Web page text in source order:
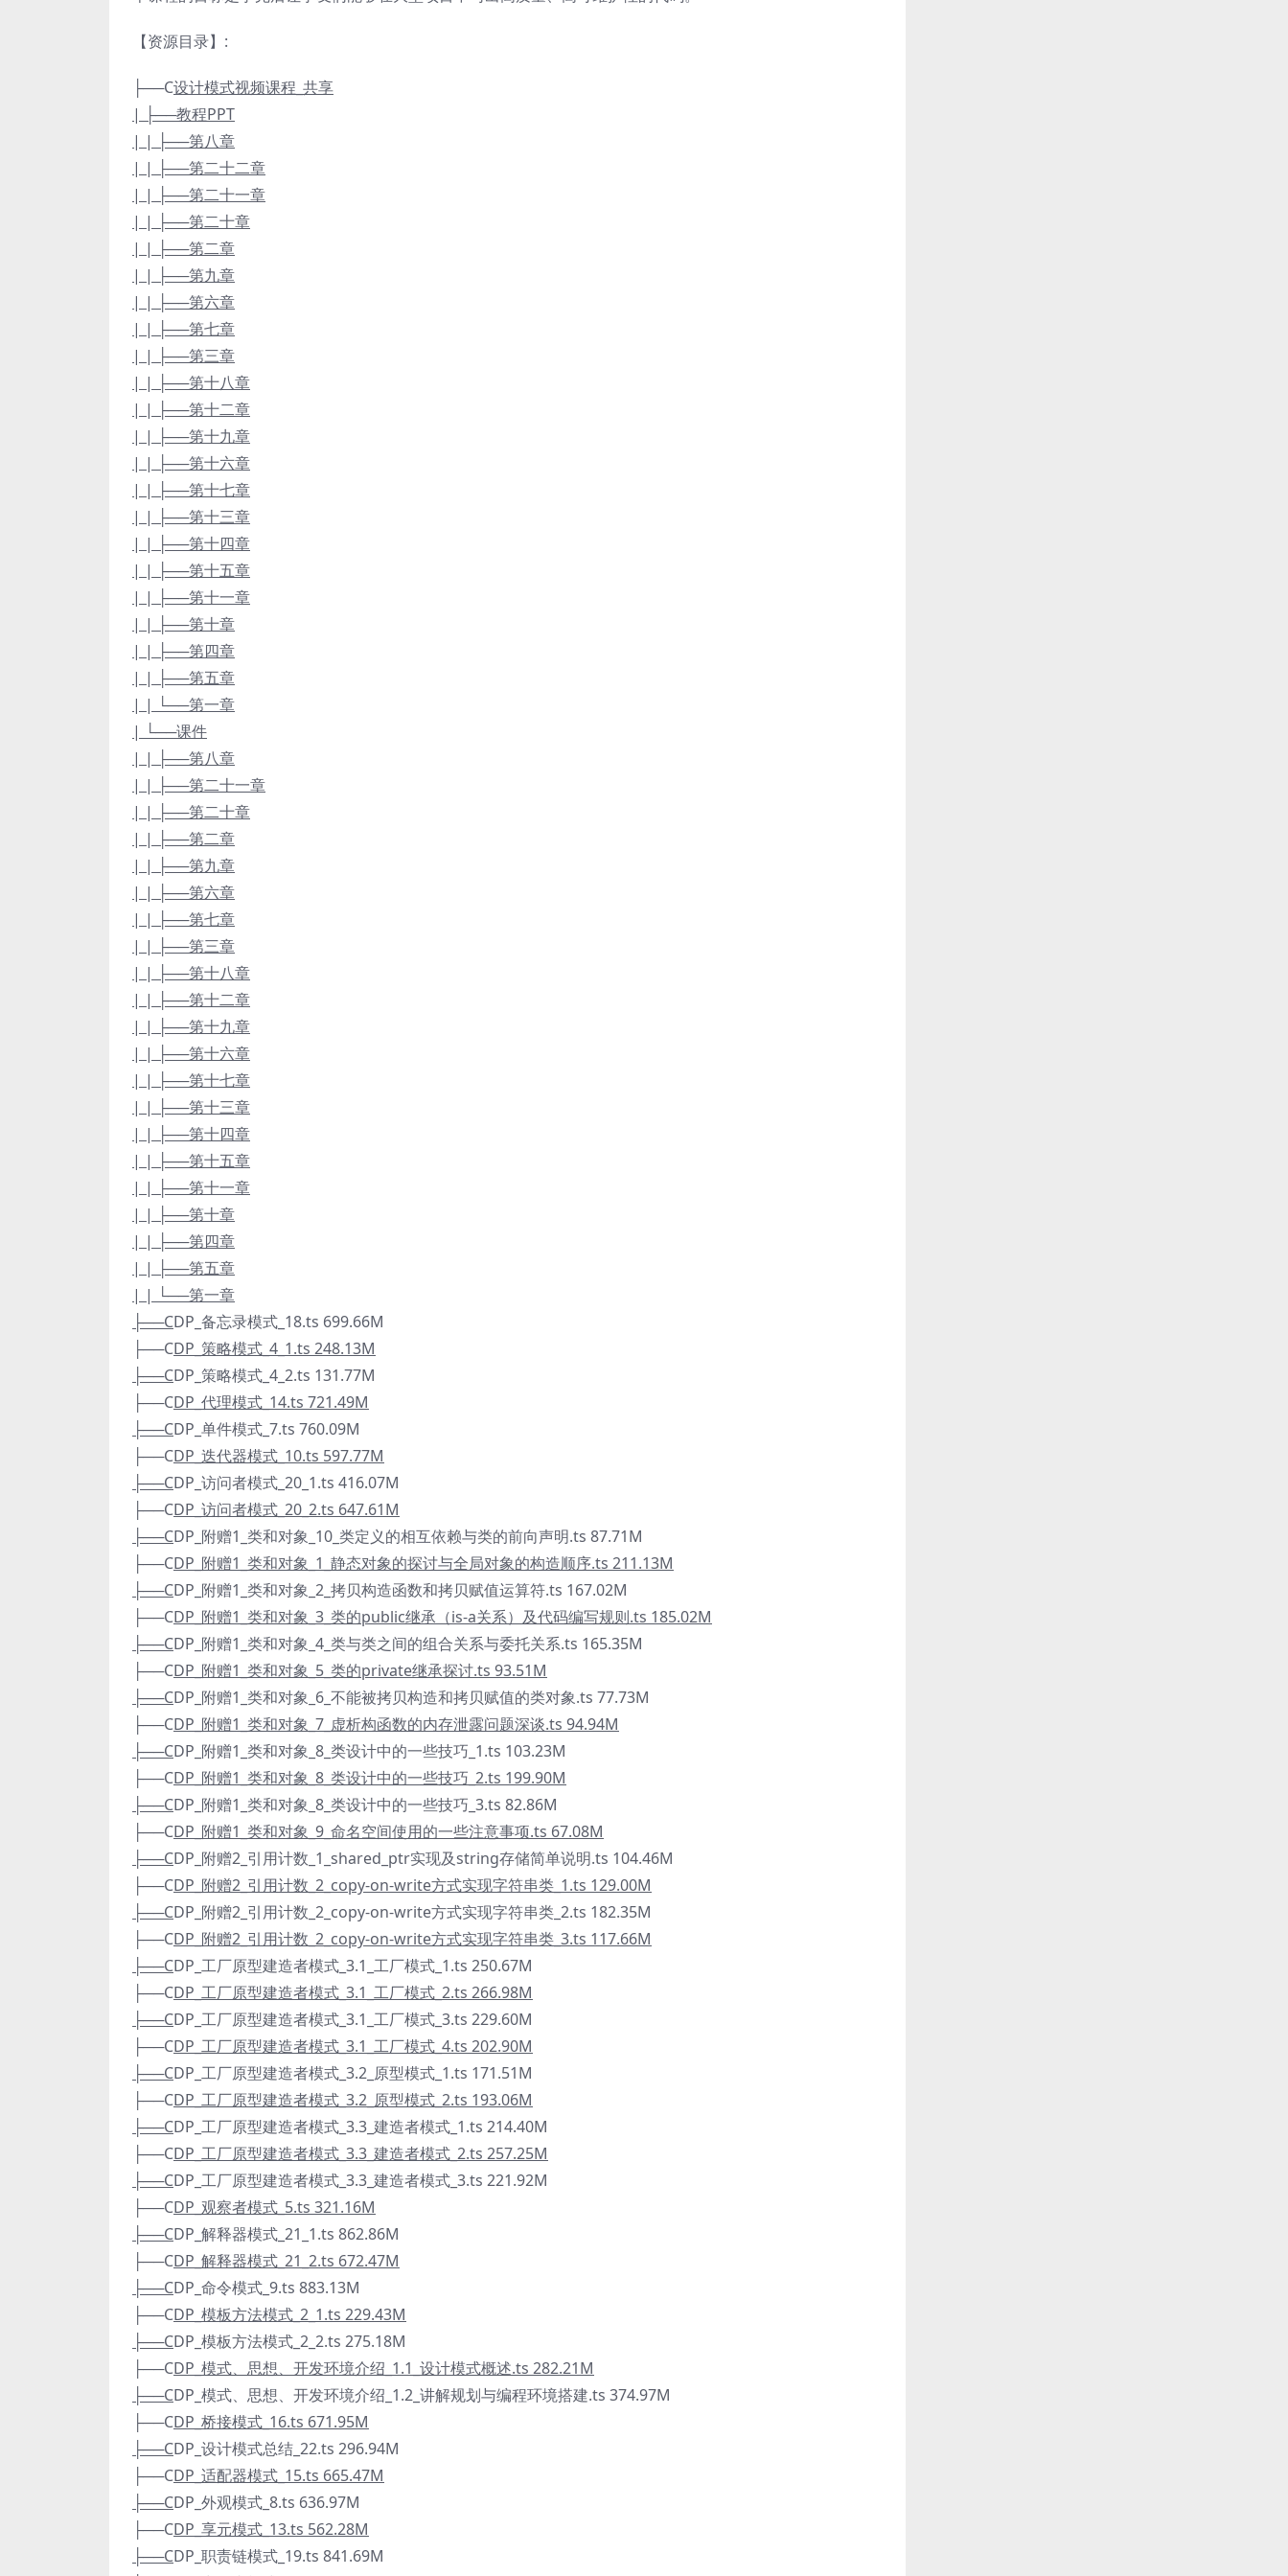
【资源目录】:
├──C设计模式视频课程_共享
| ├──教程PPT
| | ├──第八章
| | ├──第二十二章
| | ├──第二十一章
| | ├──第二十章
| | ├──第二章
| | ├──第九章
| | ├──第六章
| | ├──第七章
| | ├──第三章
| | ├──第十八章
| | ├──第十二章
| | ├──第十九章
| | ├──第十六章
| | ├──第十七章
| | ├──第十三章
| | ├──第十四章
| | ├──第十五章
| | ├──第十一章
| | ├──第十章
| | ├──第四章
| | ├──第五章
| | └──第一章
| └──课件
| | ├──第八章
| | ├──第二十一章
| | ├──第二十章
| | ├──第二章
| | ├──第九章
| | ├──第六章
| | ├──第七章
| | ├──第三章
| | ├──第十八章
| | ├──第十二章
| | ├──第十九章
| | ├──第十六章
| | ├──第十七章
| | ├──第十三章
| | ├──第十四章
| | ├──第十五章
| | ├──第十一章
| | ├──第十章
| | ├──第四章
| | ├──第五章
| | └──第一章
├──CDP_备忘录模式_18.ts 699.66M
├──CDP_策略模式_4_1.ts 248.13M
├──CDP_策略模式_4_2.ts 131.77M
├──CDP_代理模式_14.ts 721.49M
├──CDP_单件模式_7.ts 760.09M
├──CDP_迭代器模式_10.ts 597.77M
├──CDP_访问者模式_20_1.ts 416.07M
├──CDP_访问者模式_20_2.ts 647.61M
├──CDP_附赠1_类和对象_10_类定义的相互依赖与类的前向声明.ts 87.71M
├──CDP_附赠1_类和对象_1_静态对象的探讨与全局对象的构造顺序.ts 211.13M
├──CDP_附赠1_类和对象_2_拷贝构造函数和拷贝赋值运算符.ts 167.02M
├──CDP_附赠1_类和对象_3_类的public继承（is-a关系）及代码编写规则.ts 185.02M
├──CDP_附赠1_类和对象_4_类与类之间的组合关系与委托关系.ts 165.35M
├──CDP_附赠1_类和对象_5_类的private继承探讨.ts 93.51M
├──CDP_附赠1_类和对象_6_不能被拷贝构造和拷贝赋值的类对象.ts 77.73M
├──CDP_附赠1_类和对象_7_虚析构函数的内存泄露问题深谈.ts 94.94M
├──CDP_附赠1_类和对象_8_类设计中的一些技巧_1.ts 103.23M
├──CDP_附赠1_类和对象_8_类设计中的一些技巧_2.ts 199.90M
├──CDP_附赠1_类和对象_8_类设计中的一些技巧_3.ts 82.86M
├──CDP_附赠1_类和对象_9_命名空间使用的一些注意事项.ts 67.08M
├──CDP_附赠2_引用计数_1_shared_ptr实现及string存储简单说明.ts 104.46M
├──CDP_附赠2_引用计数_2_copy-on-write方式实现字符串类_1.ts 129.00M
├──CDP_附赠2_引用计数_2_copy-on-write方式实现字符串类_2.ts 182.35M
├──CDP_附赠2_引用计数_2_copy-on-write方式实现字符串类_3.ts 117.66M
├──CDP_工厂原型建造者模式_3.1_工厂模式_1.ts 250.67M
├──CDP_工厂原型建造者模式_3.1_工厂模式_2.ts 266.98M
├──CDP_工厂原型建造者模式_3.1_工厂模式_3.ts 229.60M
├──CDP_工厂原型建造者模式_3.1_工厂模式_4.ts 202.90M
├──CDP_工厂原型建造者模式_3.2_原型模式_1.ts 171.51M
├──CDP_工厂原型建造者模式_3.2_原型模式_2.ts 193.06M
├──CDP_工厂原型建造者模式_3.3_建造者模式_1.ts 214.40M
├──CDP_工厂原型建造者模式_3.3_建造者模式_2.ts 257.25M
├──CDP_工厂原型建造者模式_3.3_建造者模式_3.ts 221.92M
├──CDP_观察者模式_5.ts 321.16M
├──CDP_解释器模式_21_1.ts 862.86M
├──CDP_解释器模式_21_2.ts 672.47M
├──CDP_命令模式_9.ts 883.13M
├──CDP_模板方法模式_2_1.ts 229.43M
├──CDP_模板方法模式_2_2.ts 275.18M
├──CDP_模式、思想、开发环境介绍_1.1_设计模式概述.ts 282.21M
├──CDP_模式、思想、开发环境介绍_1.2_讲解规划与编程环境搭建.ts 374.97M
├──CDP_桥接模式_16.ts 671.95M
├──CDP_设计模式总结_22.ts 296.94M
├──CDP_适配器模式_15.ts 665.47M
├──CDP_外观模式_8.ts 636.97M
├──CDP_享元模式_13.ts 562.28M
├──CDP_职责链模式_19.ts 841.69M